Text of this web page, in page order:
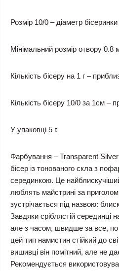
Розмір 10/0 – діаметр
Мінімальний розмір отвору 0.8
Кількість бісеру на 1 г –
Кількість бісеру 10/0 за 1см –
У упаковці 5 г.
Фарбування – Transparent Silver
бісер із тонованого скла з
серединкою. Це
люблять майстрині за
зустрічається під назвою:
Завдяки сріблястій серединці
але з часом, швидше за все,
цей тип намистин стійкий до
вишивці він помітний, але не
Рекомендується